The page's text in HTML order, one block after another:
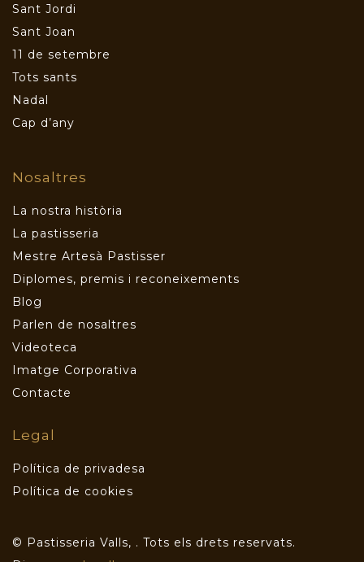
Sant Jordi
Sant Joan
11 de setembre
Tots sants
Nadal
Cap d’any
Nosaltres
La nostra història
La pastisseria
Mestre Artesà Pastisser
Diplomes, premis i reconeixements
Blog
Parlen de nosaltres
Videoteca
Imatge Corporativa
Contacte
Legal
Política de privadesa
Política de cookies
© Pastisseria Valls, . Tots els drets reservats.